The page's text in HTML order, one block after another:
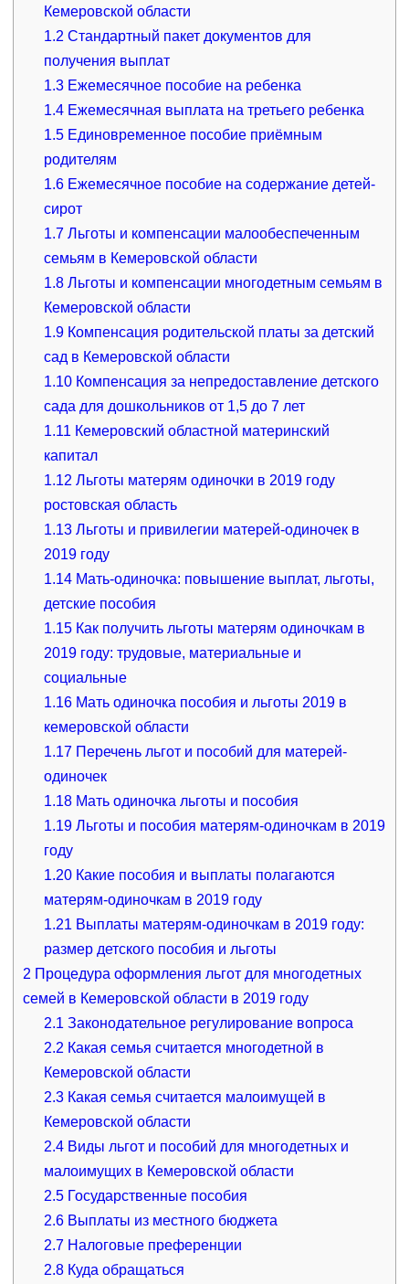
Кемеровской области
1.2 Стандартный пакет документов для
получения выплат
1.3 Ежемесячное пособие на ребенка
1.4 Ежемесячная выплата на третьего ребенка
1.5 Единовременное пособие приёмным
родителям
1.6 Ежемесячное пособие на содержание детей-
сирот
1.7 Льготы и компенсации малообеспеченным
семьям в Кемеровской области
1.8 Льготы и компенсации многодетным семьям в
Кемеровской области
1.9 Компенсация родительской платы за детский
сад в Кемеровской области
1.10 Компенсация за непредоставление детского
сада для дошкольников от 1,5 до 7 лет
1.11 Кемеровский областной материнский
капитал
1.12 Льготы матерям одиночки в 2019 году
ростовская область
1.13 Льготы и привилегии матерей-одиночек в
2019 году
1.14 Мать-одиночка: повышение выплат, льготы,
детские пособия
1.15 Как получить льготы матерям одиночкам в
2019 году: трудовые, материальные и
социальные
1.16 Мать одиночка пособия и льготы 2019 в
кемеровской области
1.17 Перечень льгот и пособий для матерей-
одиночек
1.18 Мать одиночка льготы и пособия
1.19 Льготы и пособия матерям-одиночкам в 2019
году
1.20 Какие пособия и выплаты полагаются
матерям-одиночкам в 2019 году
1.21 Выплаты матерям-одиночкам в 2019 году:
размер детского пособия и льготы
2 Процедура оформления льгот для многодетных
семей в Кемеровской области в 2019 году
2.1 Законодательное регулирование вопроса
2.2 Какая семья считается многодетной в
Кемеровской области
2.3 Какая семья считается малоимущей в
Кемеровской области
2.4 Виды льгот и пособий для многодетных и
малоимущих в Кемеровской области
2.5 Государственные пособия
2.6 Выплаты из местного бюджета
2.7 Налоговые преференции
2.8 Куда обращаться